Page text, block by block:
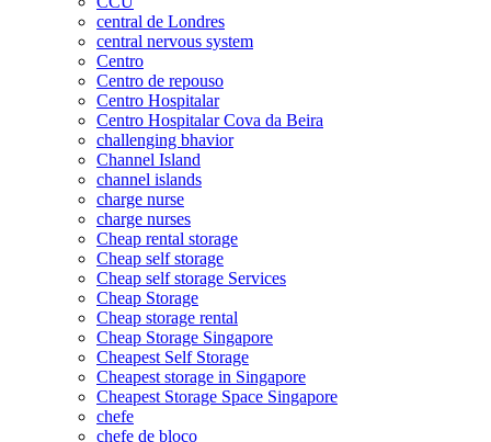
central de Londres
central nervous system
Centro
Centro de repouso
Centro Hospitalar
Centro Hospitalar Cova da Beira
challenging bhavior
Channel Island
channel islands
charge nurse
charge nurses
Cheap rental storage
Cheap self storage
Cheap self storage Services
Cheap Storage
Cheap storage rental
Cheap Storage Singapore
Cheapest Self Storage
Cheapest storage in Singapore
Cheapest Storage Space Singapore
chefe
chefe de bloco